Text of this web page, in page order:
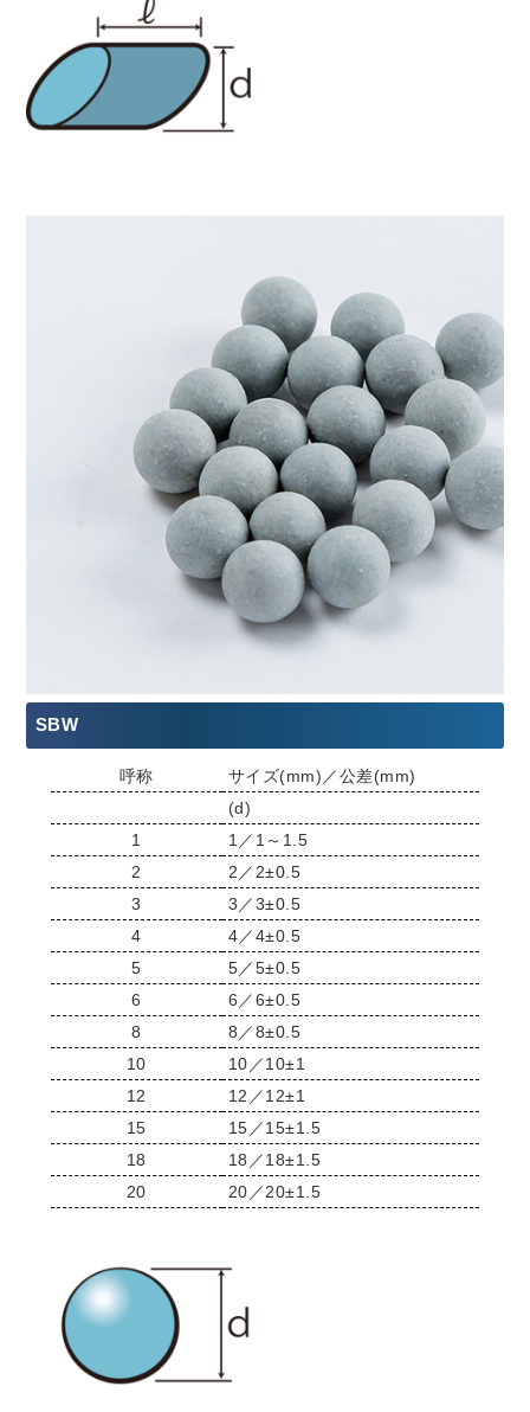
SBW
呼称
サイズ(mm)／公差(mm)
(d)
1
1／1～1.5
2
2／2±0.5
3
3／3±0.5
4
4／4±0.5
5
5／5±0.5
6
6／6±0.5
8
8／8±0.5
10
10／10±1
12
12／12±1
15
15／15±1.5
18
18／18±1.5
20
20／20±1.5